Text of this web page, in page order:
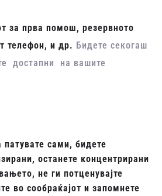
за прва помош, резервното
телефон, и др. Бидете секогаш
достапни на вашите
сами, бидете
останете концентрирани
не ги потценувајте
во сообраќајот и запомнете